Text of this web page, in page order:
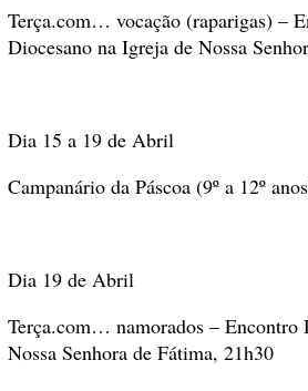
Terça.com… vocação (raparigas) –
Diocesano na Igreja de Nossa
Dia 15 a 19 de Abril
Campanário da Páscoa (9º a 12º
Dia 19 de Abril
Terça.com… namorados – Encontro
Nossa Senhora de Fátima, 21h30